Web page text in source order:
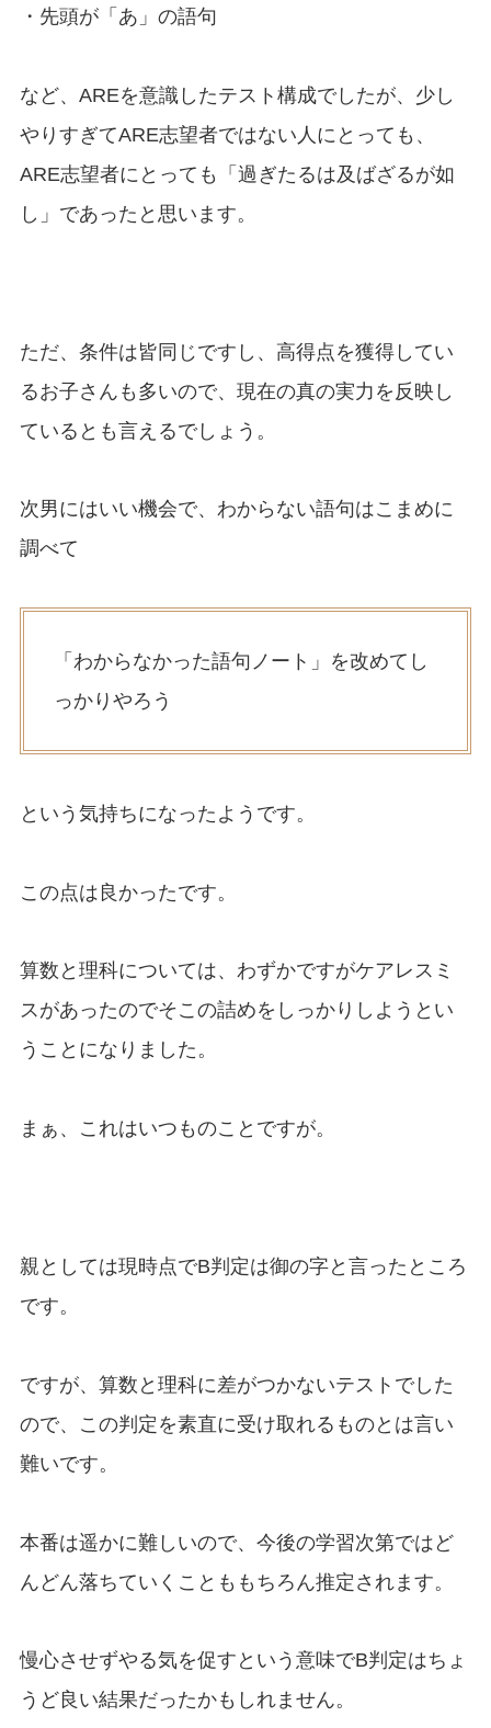
・先頭が「あ」の語句
など、AREを意識したテスト構成でしたが、少し
やりすぎてARE志望者ではない人にとっても、
ARE志望者にとっても「過ぎたるは及ばざるが如
し」であったと思います。
ただ、条件は皆同じですし、高得点を獲得してい
るお子さんも多いので、現在の真の実力を反映し
ているとも言えるでしょう。
次男にはいい機会で、わからない語句はこまめに
調べて
「わからなかった語句ノート」を改めてし
っかりやろう
という気持ちになったようです。
この点は良かったです。
算数と理科については、わずかですがケアレスミ
スがあったのでそこの詰めをしっかりしようとい
うことになりました。
まぁ、これはいつものことですが。
親としては現時点でB判定は御の字と言ったところ
です。
ですが、算数と理科に差がつかないテストでした
ので、この判定を素直に受け取れるものとは言い
難いです。
本番は遥かに難しいので、今後の学習次第ではど
んどん落ちていくことももちろん推定されます。
慢心させずやる気を促すという意味でB判定はちょ
うど良い結果だったかもしれません。